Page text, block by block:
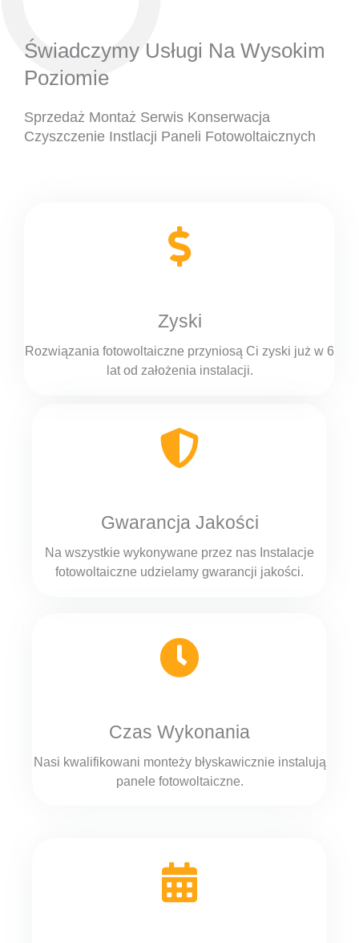
Świadczymy Usługi Na Wysokim
Poziomie
Sprzedaż Montaż Serwis Konserwacja
Czyszczenie Instlacji Paneli Fotowoltaicznych
Zyski
Rozwiązania fotowoltaiczne przyniosą Ci zyski już w 6
lat od założenia instalacji.
Gwarancja Jakości
Na wszystkie wykonywane przez nas Instalacje
fotowoltaiczne udzielamy gwarancji jakości.
Czas Wykonania
Nasi kwalifikowani monteży błyskawicznie instalują
panele fotowoltaiczne.